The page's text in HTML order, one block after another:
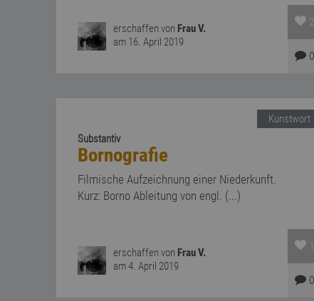
erschaffen von Frau V.
am 16. April 2019
2
0
Kunstwort
Substantiv
Bornografie
Filmische Aufzeichnung einer Niederkunft.
Kurz: Borno Ableitung von engl. (...)
erschaffen von Frau V.
am 4. April 2019
1
0